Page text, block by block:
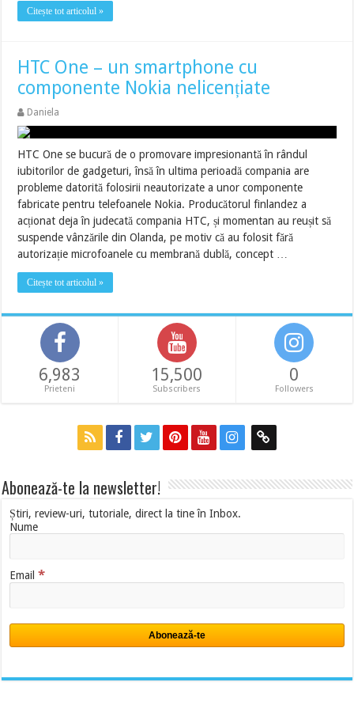
Citește tot articolul »
HTC One – un smartphone cu
componente Nokia nelicențiate
Daniela
HTC One se bucură de o promovare impresionantă în rândul
iubitorilor de gadgeturi, însă în ultima perioadă compania are
probleme datorită folosirii neautorizate a unor componente
fabricate pentru telefoanele Nokia. Producătorul finlandez a
acționat deja în judecată compania HTC, și momentan au reușit să
suspende vânzările din Olanda, pe motiv că au folosit fără
autorizație microfoanele cu membrană dublă, concept …
Citește tot articolul »
6,983
Prieteni
15,500
Subscribers
0
Followers
Abonează-te la newsletter!
Știri, review-uri, tutoriale, direct la tine în Inbox.
Nume
Email*